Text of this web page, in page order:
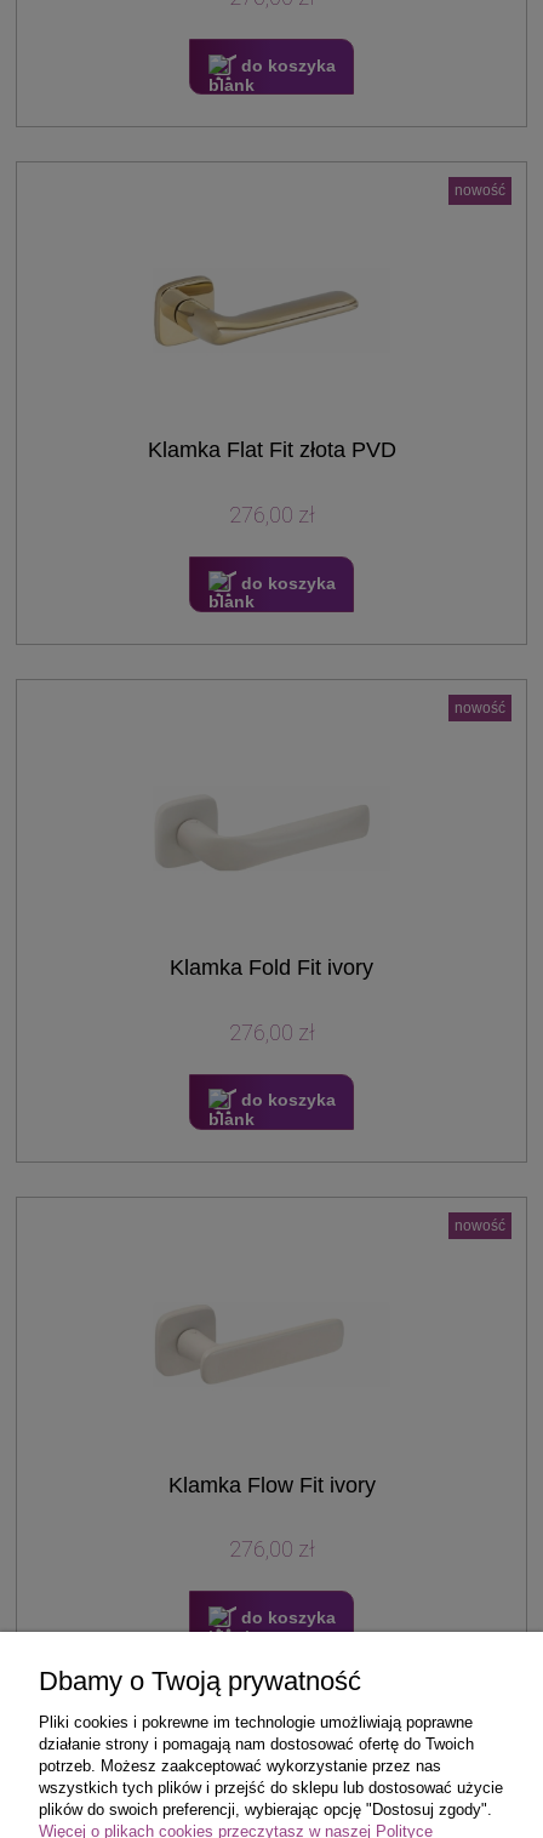
do koszyka
Klamka Flat Fit złota PVD
276,00 zł
do koszyka
nowość
Klamka Fold Fit ivory
276,00 zł
do koszyka
nowość
Klamka Flow Fit ivory
276,00 zł
do koszyka
nowość
« 1 2 3 4 5
Zakupy
Dbamy o Twoją prywatność
Pliki cookies i pokrewne im technologie umożliwiają poprawne
działanie strony i pomagają nam dostosować ofertę do Twoich
potrzeb. Możesz zaakceptować wykorzystanie przez nas
wszystkich tych plików i przejść do sklepu lub dostosować użycie
plików do swoich preferencji, wybierając opcję "Dostosuj zgody".
Więcej o plikach cookies przeczytasz w naszej Polityce